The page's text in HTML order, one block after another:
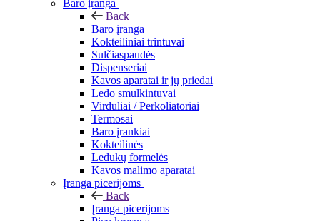
Baro įranga
Back
Baro įranga
Kokteiliniai trintuvai
Sulčiaspaudės
Dispenseriai
Kavos aparatai ir jų priedai
Ledo smulkintuvai
Virduliai / Perkoliatoriai
Termosai
Baro įrankiai
Kokteilinės
Ledukų formelės
Kavos malimo aparatai
Įranga picerijoms
Back
Įranga picerijoms